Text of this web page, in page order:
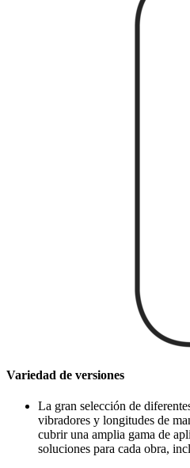
Variedad de versiones
La gran selección de
vibradores y longitudes de
cubrir una amplia gama de
soluciones para cada obra,